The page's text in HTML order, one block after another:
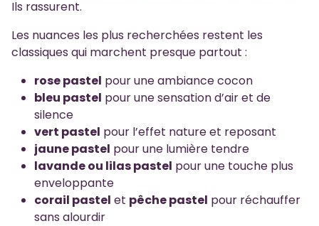
Ils rassurent.
Les nuances les plus recherchées restent les
classiques qui marchent presque partout :
rose pastel pour une ambiance cocon
bleu pastel pour une sensation d’air et de
silence
vert pastel pour l’effet nature et reposant
jaune pastel pour une lumière tendre
lavande ou lilas pastel pour une touche plus
enveloppante
corail pastel et pêche pastel pour réchauffer
sans alourdir